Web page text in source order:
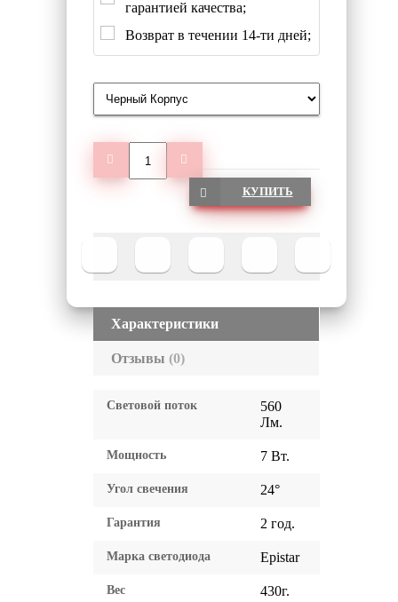
гарантией качества;
Возврат в течении 14-ти дней;
КУПИТЬ
Характеристики
Отзывы (0)
Световой поток
560
Лм.
Мощность 7 Вт.
Угол свечения 24°
Гарантия 2 год.
Марка светодиода Epistar
Вес 430г.